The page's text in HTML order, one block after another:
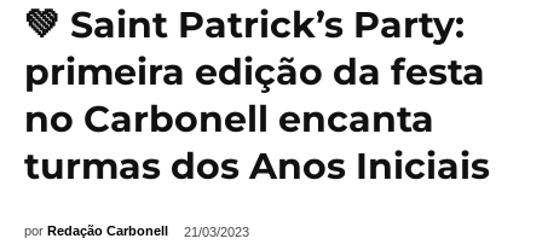
💚 Saint Patrick’s Party:
primeira edição da festa
no Carbonell encanta
turmas dos Anos Iniciais
por Redação Carbonell 21/03/2023